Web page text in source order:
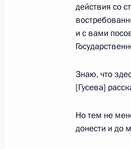
Посещение
27 апреля 2026
Встреча с
Матвиенко
действия со
и с вами
Знаю, что
[Гусева]
Но тем не
донести и до